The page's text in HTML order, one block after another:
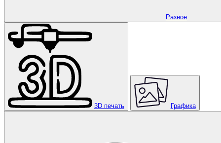
Разное
3D печать Графика